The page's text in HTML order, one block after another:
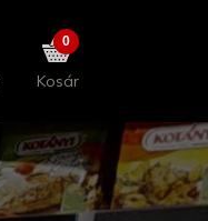
Kosár
0